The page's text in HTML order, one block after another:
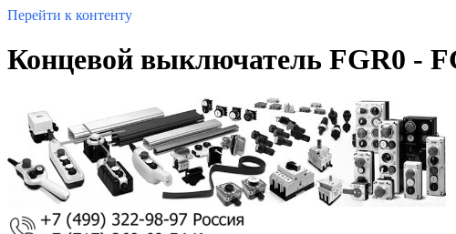
Перейти к контенту
Концевой выключатель FGR0 -